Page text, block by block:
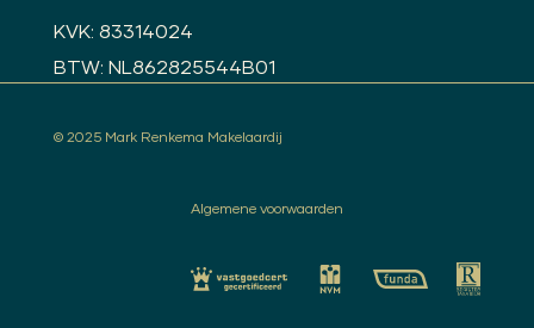
KVK: 83314024
BTW: NL862825544B01
© 2025 Mark Renkema Makelaardij
Algemene voorwaarden